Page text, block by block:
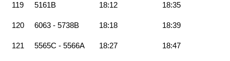
119 5161B 18:12 18:35
120 6063 - 5738B 18:18 18:39
121 5565C - 5566A 18:27 18:47